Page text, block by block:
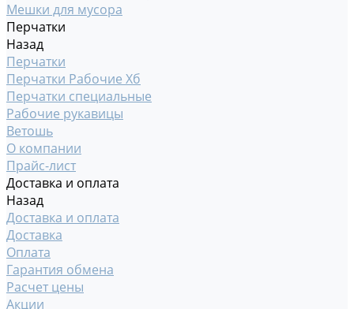
Мешки для мусора
Перчатки
Назад
Перчатки
Перчатки Рабочие Хб
Перчатки специальные
Рабочие рукавицы
Ветошь
О компании
Прайс-лист
Доставка и оплата
Назад
Доставка и оплата
Доставка
Оплата
Гарантия обмена
Расчет цены
Акции